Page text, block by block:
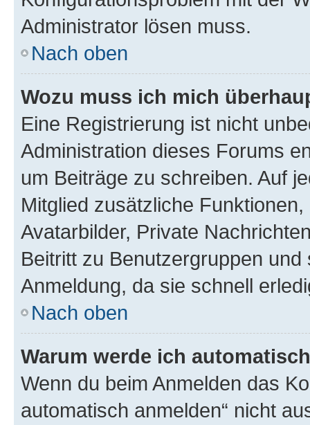
Administrator lösen muss.
Nach oben
Wozu muss ich mich
Eine Registrierung ist nicht
Administration dieses Forums
um Beiträge zu schreiben. Auf
Mitglied zusätzliche
Avatarbilder, Private
Beitritt zu Benutzergruppen
Anmeldung, da sie schnell
Nach oben
Warum werde ich
Wenn du beim Anmelden das
automatisch anmelden“ nicht